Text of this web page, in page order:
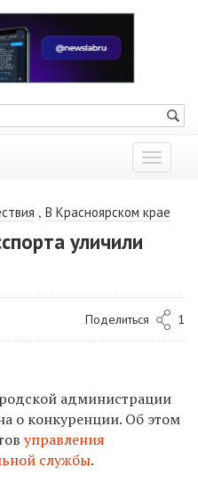
Показать
меню
, В Красноярском крае
уличили
Поделиться 1
администрации
о конкуренции. Об этом
управления
службы.